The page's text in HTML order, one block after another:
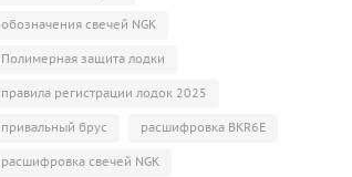
обозначения свечей NGK
Полимерная защита лодки
правила регистрации лодок 2025
привальный брус расшифровка BKR6E
расшифровка свечей NGK